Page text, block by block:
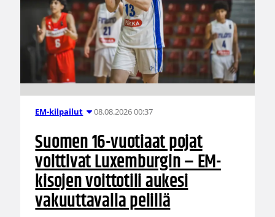
EM-kilpailut 08.08.2026 00:37
Suomen 16-vuotiaat pojat
voittivat Luxemburgin – EM-
kisojen voittotili aukesi
vakuuttavalla pelillä